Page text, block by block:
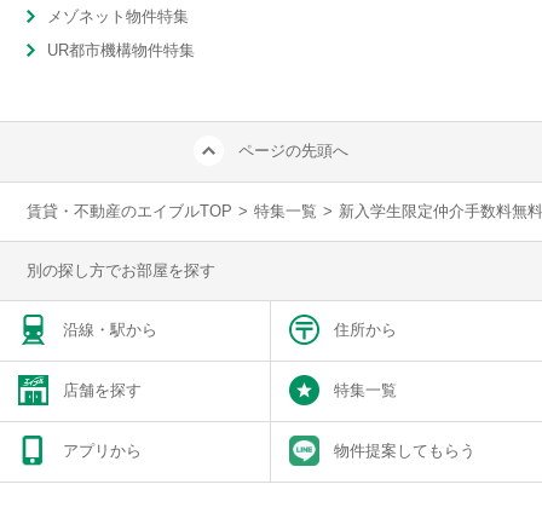
メゾネット物件特集
UR都市機構物件特集
ページの先頭へ
賃貸・不動産のエイブルTOP > 特集一覧 > 新入学生限定仲介手数料無
別の探し方でお部屋を探す
沿線・駅から 住所から
店舗を探す 特集一覧
アプリから 物件提案してもらう